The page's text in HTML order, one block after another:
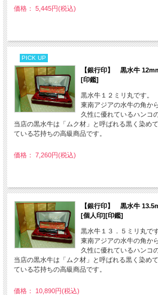
価格： 5,445円(税込)
PICK UP
【銀行印】 黒水牛
[印鑑]
黒水牛１２ミリ丸です。
東南アジアの水牛の角か
久性に優れているハンコ
当店の黒水牛は「ムク材」と呼ばれる黒く染め
ている芯持ちの高級商品です。
価格： 7,260円(税込)
【銀行印】 黒水牛
[個人印][印鑑]
黒水牛１３．５ミリ丸です
東南アジアの水牛の角か
久性に優れているハンコ
当店の黒水牛は「ムク材」と呼ばれる黒く染め
ている芯持ちの高級商品です。
価格： 10,890円(税込)